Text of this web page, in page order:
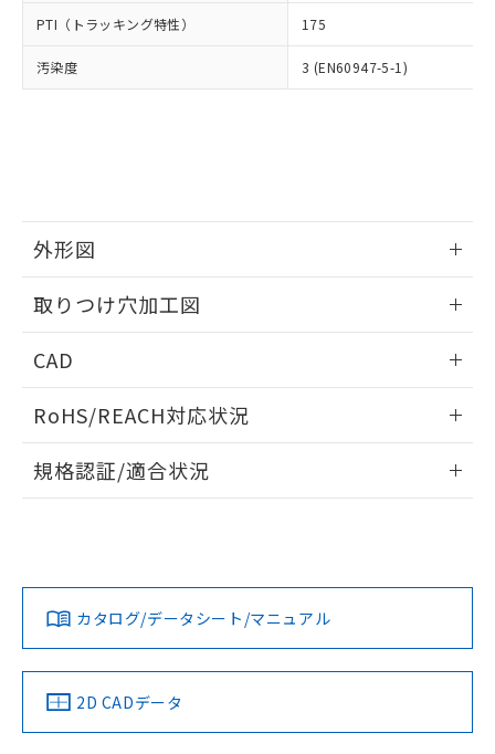
PTI（トラッキング特性） 175
汚染度 3 (EN60947-5-1)
外形図
取りつけ穴加工図
CAD
ドすることができます。
ログイン/会員登録
ダウンロードデータをご利用いただく前に、以下を必ずお読
みください。
ソフトウェアの使用条件
RoHS/REACH対応状況
EU RoHS 注意事項・凡例
対応済み
中国 RoHS 注意事項・凡例
規格認証/適合状況
カタログ/データシート/マニュアル
2D CADデータ
※当社の共同利用者とは、"個人情報
の「1.共同利
用者の範囲」に記載されている法人を
EU RoHS指令（10物質）の非含有証明書
51物質の非含有証明書（当社基準）
※本証明書は発行日時点で非含有を証明す
るもので、過去に遡って非含有を証明する
していることから、特段のことがない限
り、2022年1月12日より割愛しておりま
す。